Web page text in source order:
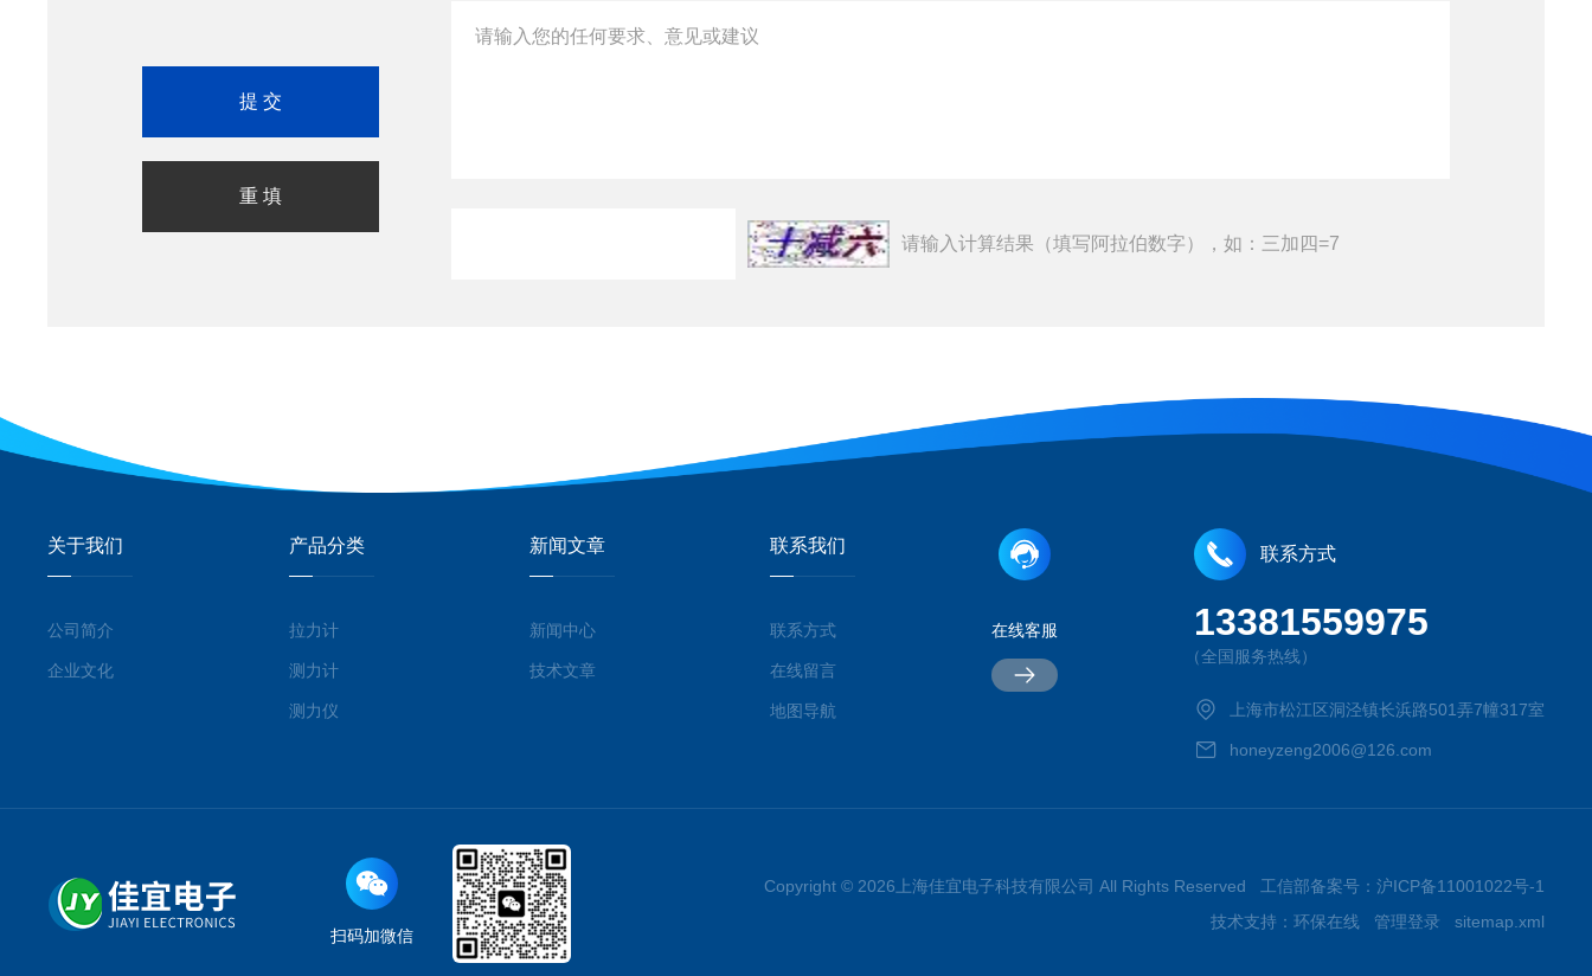
请输入计算结果（填写阿拉伯数字），如：三加四=7
关于我们
公司简介
企业文化
产品分类
拉力计
测力计
测力仪
新闻文章
新闻中心
技术文章
联系我们
联系方式
在线留言
地图导航
在线客服
联系方式
13381559975
（全国服务热线）
上海市松江区洞泾镇长浜路501弄7幢317室
honeyzeng2006@126.com
扫码加微信
Copyright © 2026上海佳宜电子科技有限公司 All Rights Reserved 工信部备案号： 沪ICP备11001022号-1
技术支持： 环保在线 管理登录 sitemap.xml